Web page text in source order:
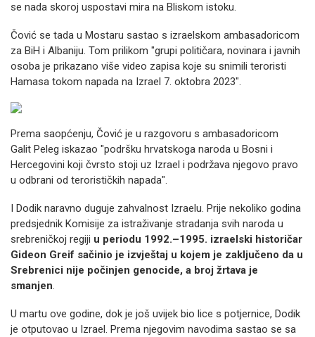
se nada skoroj uspostavi mira na Bliskom istoku.
Čović se tada u Mostaru sastao s izraelskom ambasadoricom
za BiH i Albaniju. Tom prilikom "grupi političara, novinara i javnih
osoba je prikazano više video zapisa koje su snimili teroristi
Hamasa tokom napada na Izrael 7. oktobra 2023".
Prema saopćenju, Čović je u razgovoru s ambasadoricom
Galit Peleg iskazao "podršku hrvatskoga naroda u Bosni i
Hercegovini koji čvrsto stoji uz Izrael i podržava njegovo pravo
u odbrani od terorističkih napada".
I Dodik naravno duguje zahvalnost Izraelu. Prije nekoliko godina
predsjednik Komisije za istraživanje stradanja svih naroda u
srebreničkoj regiji u periodu 1992.–1995. izraelski historičar
Gideon Greif sačinio je izvještaj u kojem je zaključeno da u
Srebrenici nije počinjen genocide, a broj žrtava je
smanjen.
U martu ove godine, dok je još uvijek bio lice s potjernice, Dodik
je otputovao u Izrael. Prema njegovim navodima sastao se sa